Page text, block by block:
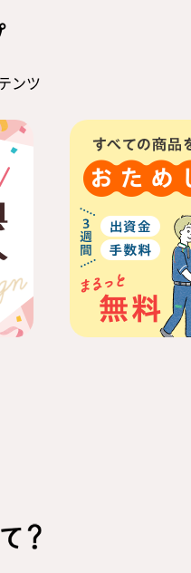
ンツ